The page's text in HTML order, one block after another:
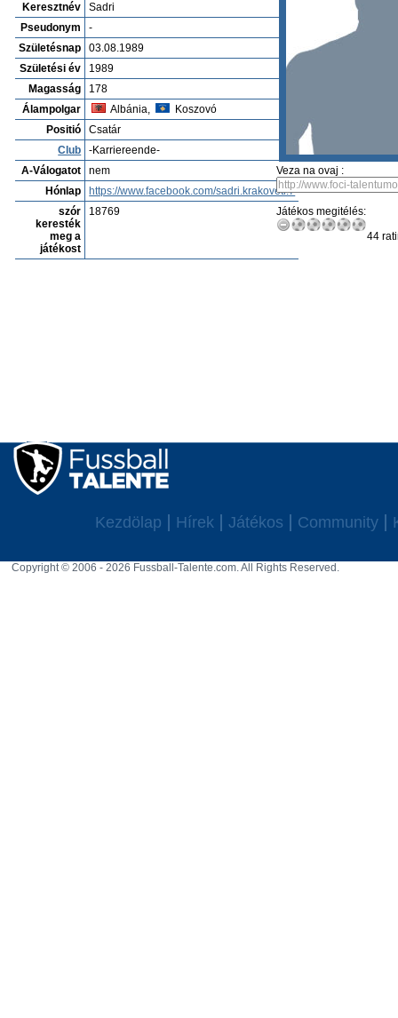
Keresztnév
Sadri
Pseudonym
-
Születésnap
03.08.1989
Születési év
1989
Magasság
178
Álampolgar
Albánia,
Koszovó
Positió
Csatár
Club
-Karriereende-
A-Válogatot
nem
Hónlap
https://www.facebook.com/sadri.krakoveti.7
szór
keresték
meg a
játékost
18769
Veza na ovaj :
Játékos megitélés:
44
Kezdölap Hírek Játékos Community
Copyright © 2006 - 2026 Fussball-Talente.com. All Rights Reserved.